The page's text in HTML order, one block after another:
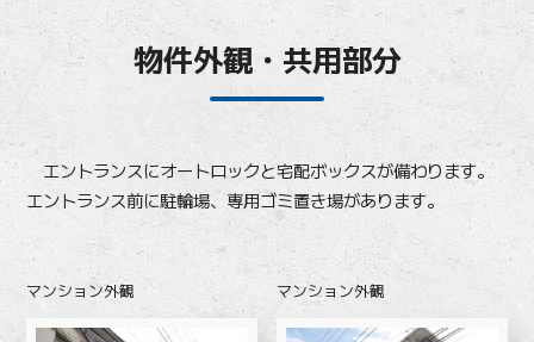
物件外観・共用部分
エントランスにオートロックと宅配ボックスが備わります。
エントランス前に駐輪場、専用ゴミ置き場があります。
マンション外観 マンション外観